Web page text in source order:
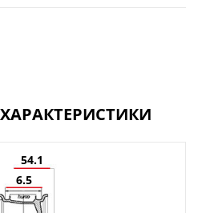
54.1
6.5